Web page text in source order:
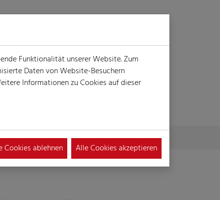
Funktionalität unserer Website. Zum
Daten von Website-Besuchern
Informationen zu Cookies auf dieser
Cookies ablehnen Alle Cookies akzeptieren